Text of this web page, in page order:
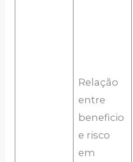
Relação
entre
beneficio
e risco
em